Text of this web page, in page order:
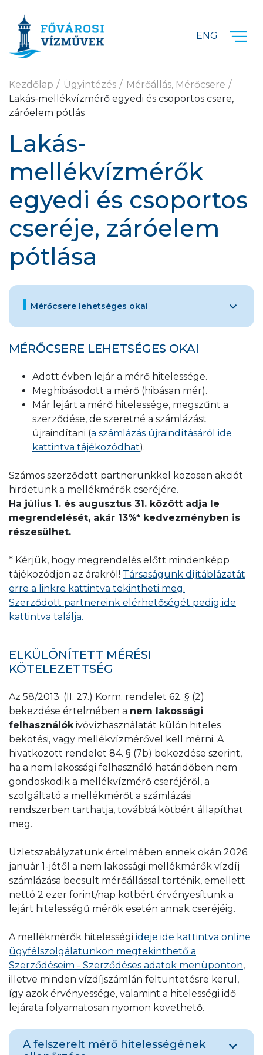
ENG
Kezdőlap Ügyintézés
Mérőállás, Mérőcsere
Lakás-mellékvízmérő egyedi és csoportos csere,
záróelem pótlás
Lakás-
mellékvízmérők
egyedi és csoportos
cseréje, záróelem
pótlása
Mérőcsere lehetséges okai
MÉRŐCSERE LEHETSÉGES OKAI
Adott évben lejár a mérő hitelessége.
Meghibásodott a mérő (hibásan mér).
Már lejárt a mérő hitelessége, megszűnt a
szerződése, de szeretné a számlázást
újraindítani (a számlázás újraindításáról ide
kattintva tájékozódhat).
Számos szerződött partnerünkkel közösen akciót
hirdetünk a mellékmérők cseréjére.
Ha július 1. és augusztus 31. között adja le
megrendelését, akár 13%* kedvezményben is
részesülhet.
* Kérjük, hogy megrendelés előtt mindenképp
tájékozódjon az árakról! Társaságunk díjtáblázatát
erre a linkre kattintva tekintheti meg.
Szerződött partnereink elérhetőségét pedig ide
kattintva találja.
ELKÜLÖNÍTETT MÉRÉSI
KÖTELEZETTSÉG
Az 58/2013. (II. 27.) Korm. rendelet 62. § (2)
bekezdése értelmében a nem lakossági
felhasználók ivóvízhasználatát külön hiteles
bekötési, vagy mellékvízmérővel kell mérni. A
hivatkozott rendelet 84. § (7b) bekezdése szerint,
ha a nem lakossági felhasználó határidőben nem
gondoskodik a mellékvízmérő cseréjéről, a
szolgáltató a mellékmérőt a számlázási
rendszerben tarthatja, továbbá kötbért állapíthat
meg.
Üzletszabályzatunk értelmében ennek okán 2026.
január 1-jétől a nem lakossági mellékmérők vízdíj
számlázása becsült mérőállással történik, emellett
nettó 2 ezer forint/nap kötbért érvényesítünk a
lejárt hitelességű mérők esetén annak cseréjéig.
A mellékmérők hitelességi ideje ide kattintva online
ügyfélszolgálatunkon megtekinthető a
Szerződéseim - Szerződéses adatok menüponton,
illetve minden vízdíjszámlán feltüntetésre kerül,
így azok érvényessége, valamint a hitelességi idő
lejárata folyamatosan nyomon követhető.
A felszerelt mérő hitelességének